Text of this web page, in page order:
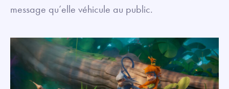
message qu’elle véhicule au public.